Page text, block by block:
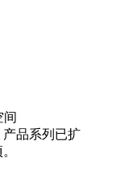
间
产品系列已扩